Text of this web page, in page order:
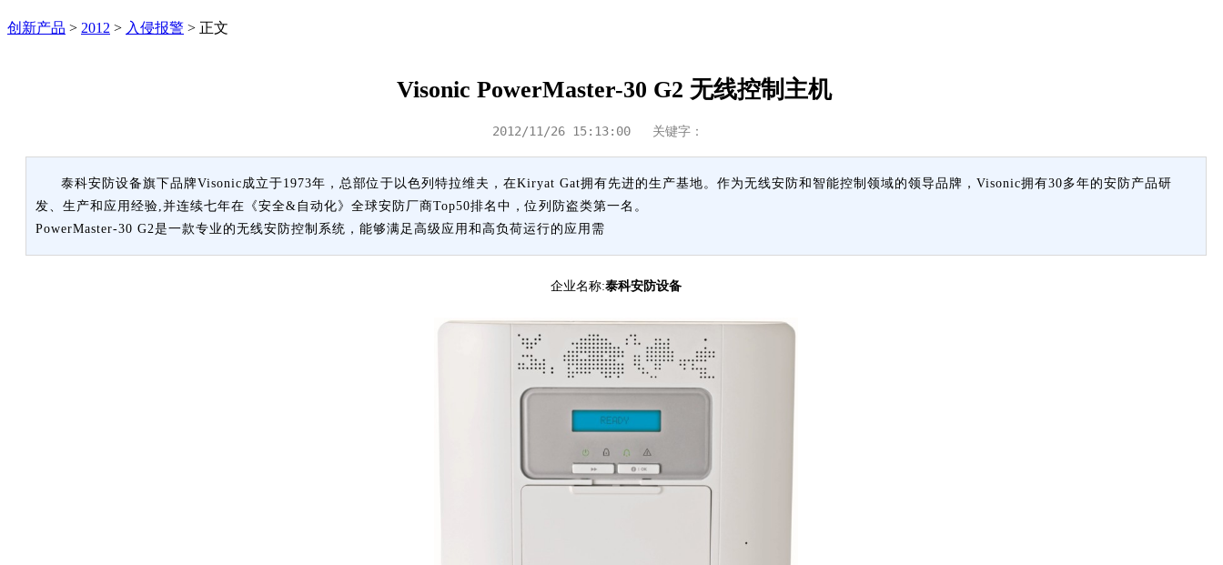
创新产品 > 2012 > 入侵报警 > 正文
Visonic PowerMaster-30 G2 无线控制主机
2012/11/26 15:13:00 关键字：
泰科安防设备旗下品牌Visonic成立于1973年，总部位于以色列特拉维夫，在Kiryat Gat拥有先进的生产基地。作为无线安防和智能控制领域的领导品牌，Visonic拥有30多年的安防产品研
发、生产和应用经验,并连续七年在《安全&自动化》全球安防厂商Top50排名中，位列防盗类第一名。
PowerMaster-30 G2是一款专业的无线安防控制系统，能够满足高级应用和高负荷运行的应用需
企业名称:泰科安防设备